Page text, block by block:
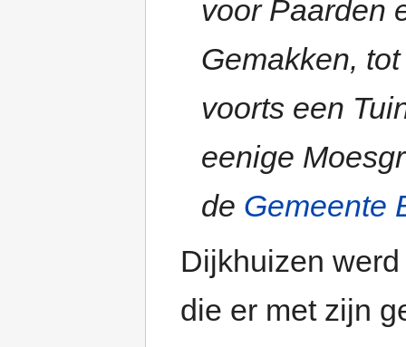
voor Paarden
Gemakken,
voorts een
eenige
de Gemeente
Dijkhuizen
die er met zijn